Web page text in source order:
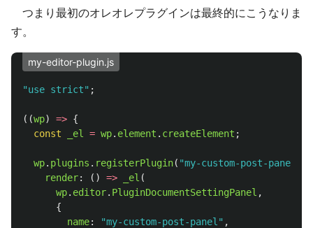
つまり最初のオレオレプラグインは最終的にこうなりま
す。
my-editor-plugin.js
"use strict" ;
((wp) => {
const
_el = wp. element . createElement ;
wp. plugins . registerPlugin( "my-custom-post-panel
render: () => _el (
wp. editor. PluginDocumentSettingPanel ,
{
name: "my-custom-post-panel " ,